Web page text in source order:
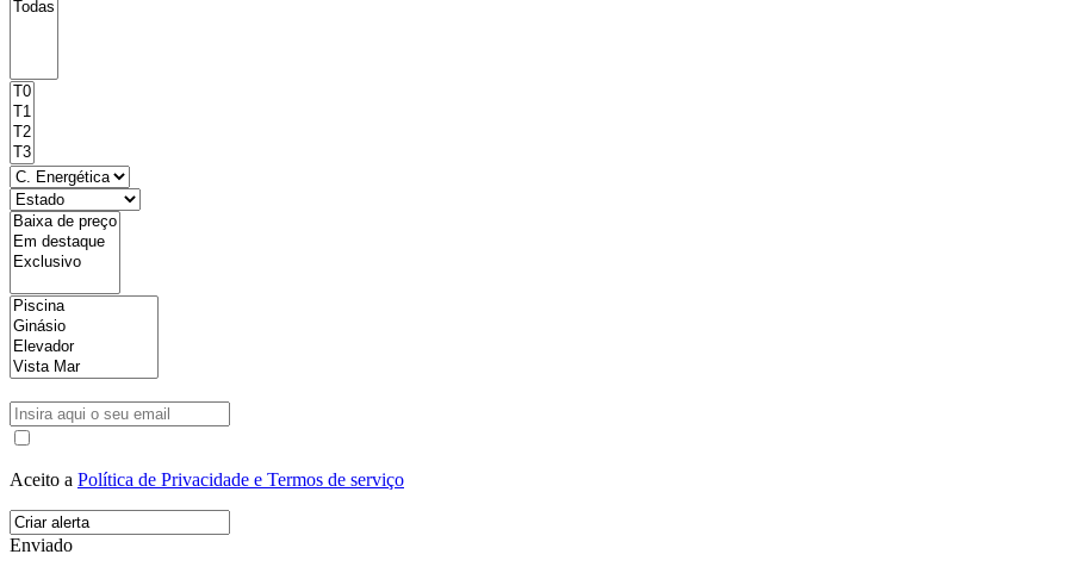
Aceito a Política de Privacidade e Termos de serviço
Enviado